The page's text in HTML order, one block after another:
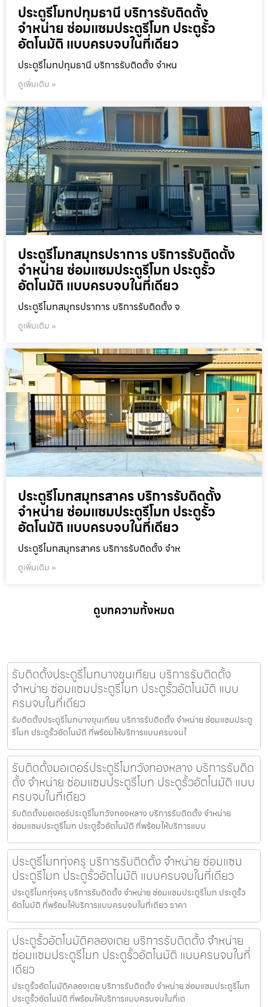
ประตูรีโมทปทุมธานี บริการรับติดตั้ง
จำหน่าย ซ่อมแซมประตูรีโมท ประตูรั้ว
อัตโนมัติ แบบครบจบในที่เดียว
ประตูรีโมทปทุมธานี บริการรับติดตั้ง จำหน
ดูเพิ่มเติม »
ประตูรีโมทสมุทรปราการ บริการรับติดตั้ง
จำหน่าย ซ่อมแซมประตูรีโมท ประตูรั้ว
อัตโนมัติ แบบครบจบในที่เดียว
ประตูรีโมทสมุทรปราการ บริการรับติดตั้ง จ
ดูเพิ่มเติม »
ประตูรีโมทสมุทรสาคร บริการรับติดตั้ง
จำหน่าย ซ่อมแซมประตูรีโมท ประตูรั้ว
อัตโนมัติ แบบครบจบในที่เดียว
ประตูรีโมทสมุทรสาคร บริการรับติดตั้ง จำห
ดูเพิ่มเติม »
ดูบทความทั้งหมด
รับติดตั้งประตูรีโมทบางขุนเทียน บริการรับติดตั้ง
จำหน่าย ซ่อมแซมประตูรีโมท ประตูรั้วอัตโนมัติ แบบ
ครบจบในที่เดียว
รับติดตั้งประตูรีโมทบางขุนเทียน บริการรับติดตั้ง จำหน่าย ซ่อมแซมประตู
รีโมท ประตูรั้วอัตโนมัติ ที่พร้อมให้บริการแบบครบจบใ
รับติดตั้งมอเตอร์ประตูรีโมทวังทองหลาง บริการรับติด
ตั้ง จำหน่าย ซ่อมแซมประตูรีโมท ประตูรั้วอัตโนมัติ แบบ
ครบจบในที่เดียว
รับติดตั้งมอเตอร์ประตูรีโมทวังทองหลาง บริการรับติดตั้ง จำหน่าย
ซ่อมแซมประตูรีโมท ประตูรั้วอัตโนมัติ ที่พร้อมให้บริการแบบ
ประตูรีโมททุ่งครุ บริการรับติดตั้ง จำหน่าย ซ่อมแซม
ประตูรีโมท ประตูรั้วอัตโนมัติ แบบครบจบในที่เดียว
ประตูรีโมททุ่งครุ บริการรับติดตั้ง จำหน่าย ซ่อมแซมประตูรีโมท ประตูรั้ว
อัตโนมัติ ที่พร้อมให้บริการแบบครบจบในที่เดียว ราคา
ประตูรั้วอัตโนมัติคลองเตย บริการรับติดตั้ง จำหน่าย
ซ่อมแซมประตูรีโมท ประตูรั้วอัตโนมัติ แบบครบจบในที่
เดียว
ประตูรั้วอัตโนมัติคลองเตย บริการรับติดตั้ง จำหน่าย ซ่อมแซมประตูรีโมท
ประตูรั้วอัตโนมัติ ที่พร้อมให้บริการแบบครบจบในที่เด